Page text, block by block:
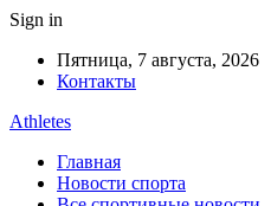
Sign in
Пятница, 7 августа, 2026
Контакты
Athletes
Главная
Новости спорта